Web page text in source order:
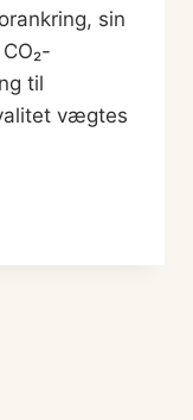
sin
til
vægtes